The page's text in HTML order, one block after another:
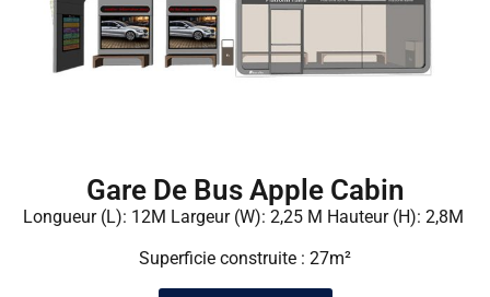
Gare De Bus Apple Cabin
Longueur (L): 12M Largeur (W): 2,25 M Hauteur (H): 2,8M
Superficie construite : 27m²